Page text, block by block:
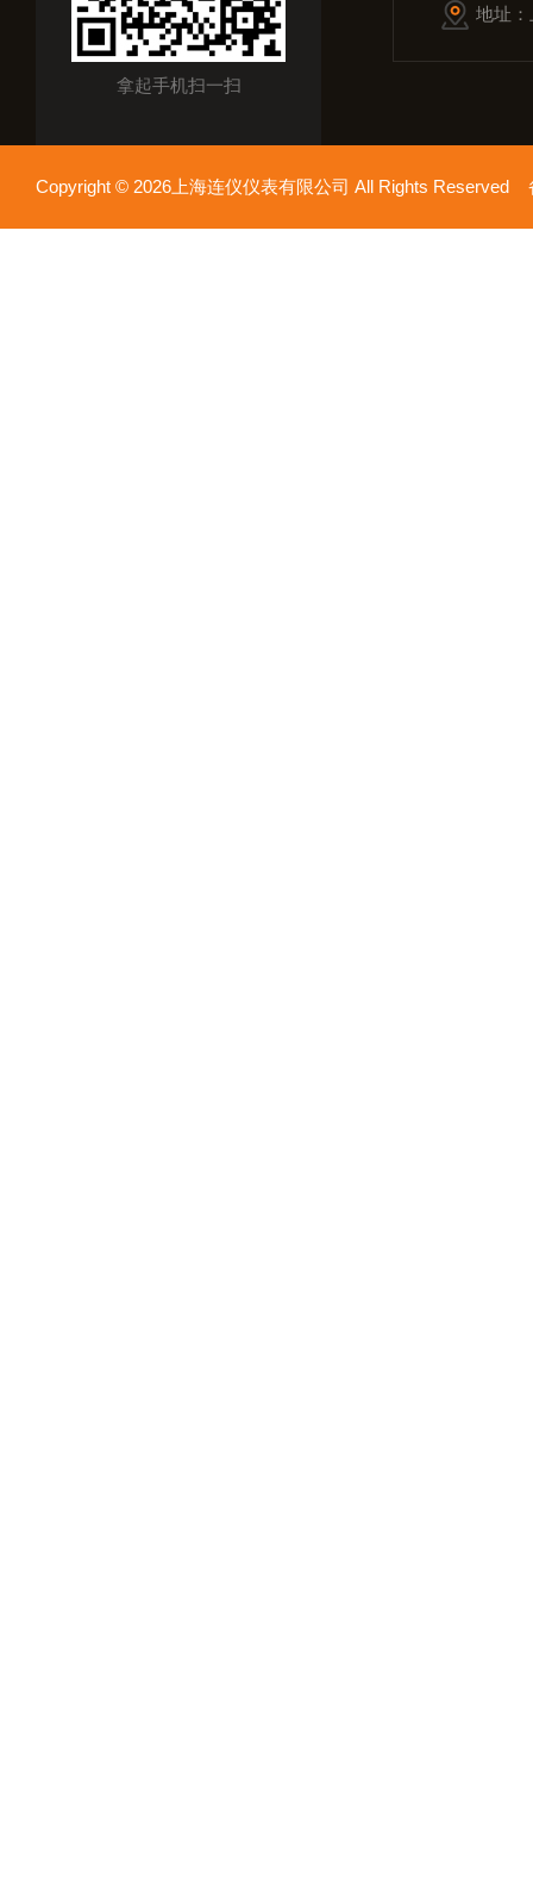
拿起手机扫一扫
地址
Copyright © 2026上海连仪仪表有限公司 All Rights Reserved